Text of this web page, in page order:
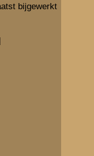
Gesneuveld door